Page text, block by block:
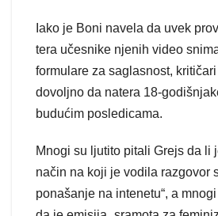
Iako je Boni navela da uvek
tera učesnike njenih video
formulare za saglasnost,
dovoljno da natera 18-
budućim posledicama.
Mnogi su ljutito pitali Grejs da li
način na koji je vodila razgovor
ponašanje na intenetu“, a